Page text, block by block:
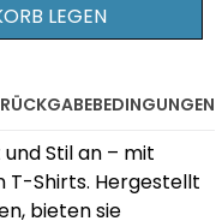
LEGEN
RÜCKGABEBEDINGUNGEN
Stil an – mit
Shirts. Hergestellt
bieten sie